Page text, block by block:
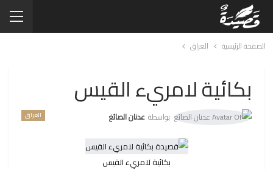
الصفحة الرئيسية العراق
بكائية لامريء القيس
العراق بواسطة عدنان الصائغ
بكائية لامريء القيس